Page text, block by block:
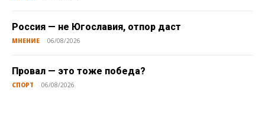
Россия — не Югославия, отпор даст
МНЕНИЕ 06/08/2026
Провал — это тоже победа?
СПОРТ 06/08/2026